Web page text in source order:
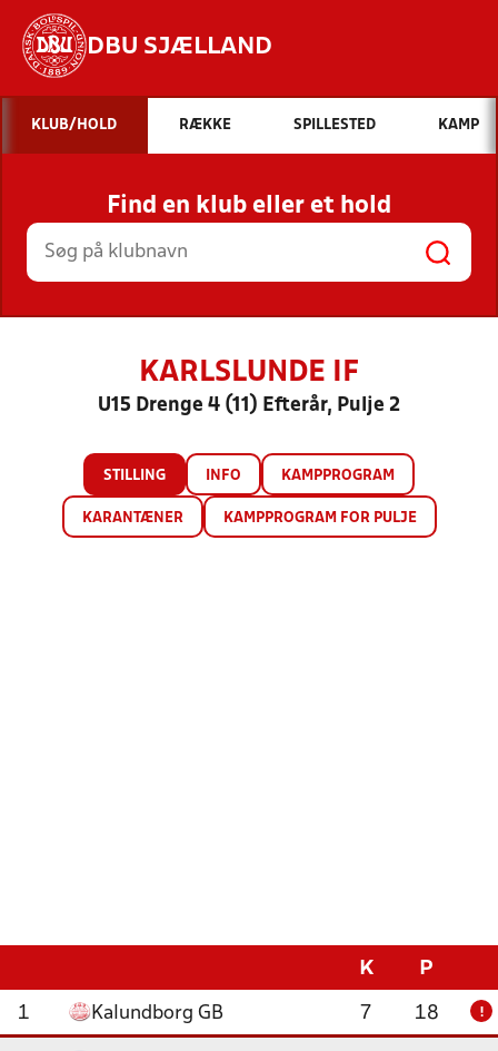
DBU SJÆLLAND
Hvad vil du søge efter?
INDHOLD OG NYHEDER
STILLINGER, RESULTATER, KLUBBER OG
HOLD
KLUB/HOLD RÆKKE SPILLESTED KAMP
Find en klub eller et hold
KARLSLUNDE IF
U15 Drenge 4 (11) Efterår, Pulje 2
STILLING INFO KAMPPROGRAM
KARANTÆNER KAMPPROGRAM FOR PULJE
K P
1 Kalundborg GB 7 18 !